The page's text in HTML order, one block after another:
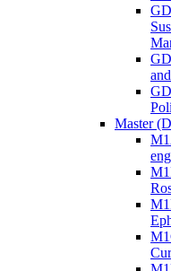
Master